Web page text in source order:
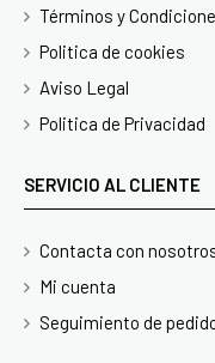
Términos y
Politica de cookies
Aviso Legal
Politica de Privacidad
SERVICIO AL CLIENTE
Contacta con
Mi cuenta
Seguimiento de